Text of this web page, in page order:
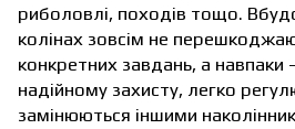
риболовлі, походів тощо.
колінах зовсім не
конкретних завдань, а навпаки
надійному захисту, легко
замінюються іншими